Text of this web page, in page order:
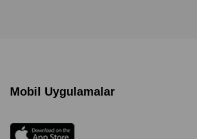
Mobil Uygulamalar